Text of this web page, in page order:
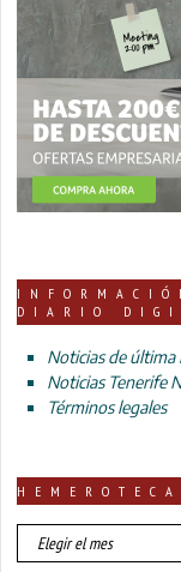
DIARIO
Noticias de
Noticias Tenerife
Términos legales
HEMEROTECA
DE